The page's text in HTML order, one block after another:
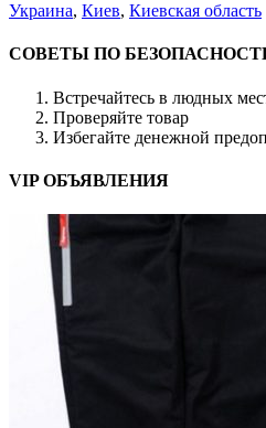
Украина, Киев, Киевская область
СОВЕТЫ ПО
Встречайтесь в людных
Проверяйте товар
Избегайте денежной
VIP ОБЪЯВЛЕНИЯ